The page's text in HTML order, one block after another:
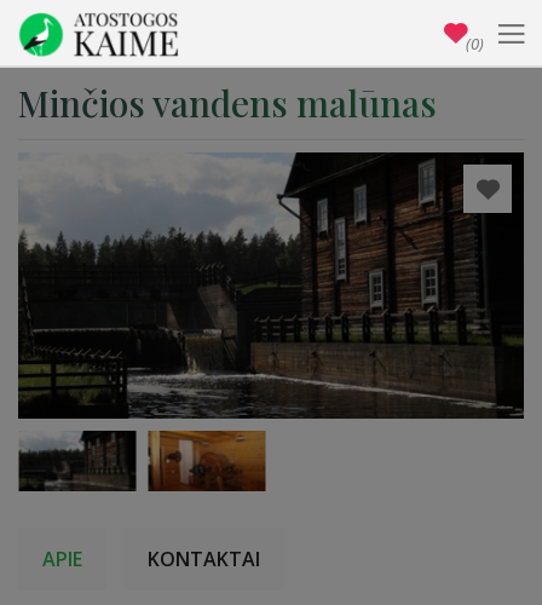
Minčios vandens malūnas
APIE KONTAKTAI
(0)